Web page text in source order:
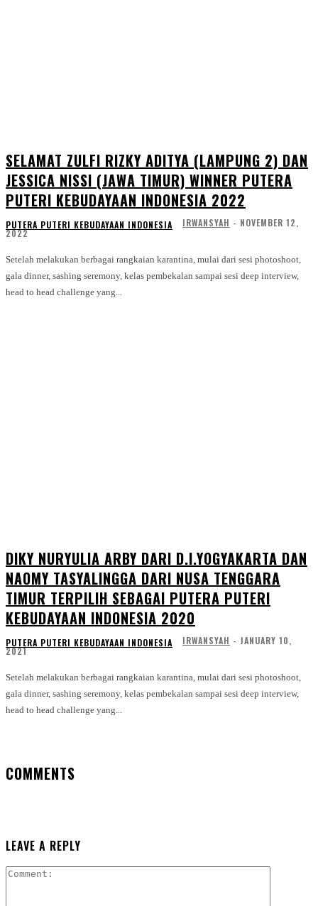
SELAMAT ZULFI RIZKY ADITYA (LAMPUNG 2) DAN
JESSICA NISSI (JAWA TIMUR) WINNER PUTERA
PUTERI KEBUDAYAAN INDONESIA 2022
PUTERA PUTERI KEBUDAYAAN INDONESIA IRWANSYAH - NOVEMBER 12,
2022
Setelah melakukan berbagai rangkaian karantina, mulai dari sesi photoshoot,
gala dinner, sashing seremony, kelas pembekalan sampai sesi deep interview,
head to head challenge yang...
DIKY NURYULIA ARBY DARI D.I.YOGYAKARTA DAN
NAOMY TASYALINGGA DARI NUSA TENGGARA
TIMUR TERPILIH SEBAGAI PUTERA PUTERI
KEBUDAYAAN INDONESIA 2020
PUTERA PUTERI KEBUDAYAAN INDONESIA IRWANSYAH - JANUARY 10,
2021
Setelah melakukan berbagai rangkaian karantina, mulai dari sesi photoshoot,
gala dinner, sashing seremony, kelas pembekalan sampai sesi deep interview,
head to head challenge yang...
COMMENTS
LEAVE A REPLY